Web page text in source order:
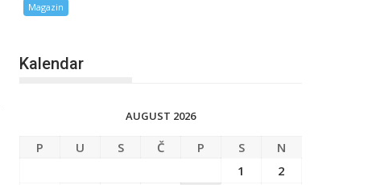
Magazin
Kalendar
AUGUST 2026
P U S Č P S
N
1
2